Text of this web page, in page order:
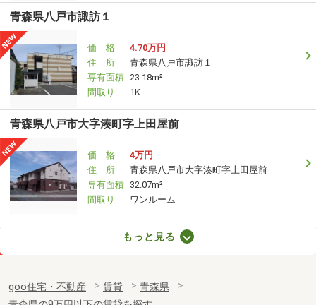
青森県八戸市諏訪１
価 格
4.70万円
住 所
青森県八戸市諏訪１
専有面積 23.18m²
間取り
1K
青森県八戸市大字湊町字上田屋前
価 格
4万円
住 所
青森県八戸市大字湊町字上田屋前
専有面積 32.07m²
間取り
ワンルーム
青森県八戸市長苗代１丁目
専有面積
51.8m²
もっと見る
goo住宅・不動産 賃貸
青森県